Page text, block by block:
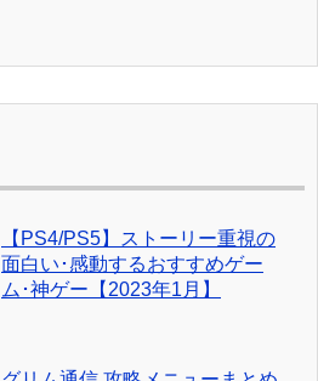
【PS4/PS5】ストーリー重視の
面白い･感動するおすすめゲー
ム･神ゲー【2023年1月】